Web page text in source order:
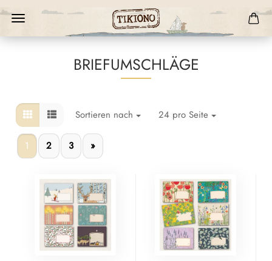
BRIEFUMSCHLÄGE
Sortieren nach 24 pro Seite
1 2 3 »